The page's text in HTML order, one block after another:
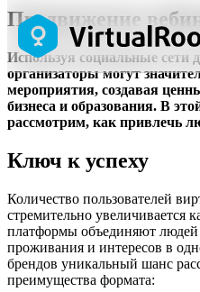
Продвижение
Используя социальные сети
организаторы могут
мероприятия, создавая
бизнеса и образования. В
рассмотрим, как привлечь
Ключ к успеху
Количество пользователей
стремительно увеличивается
платформы объединяют людей
проживания и интересов в
брендов уникальный шанс
преимущества формата: